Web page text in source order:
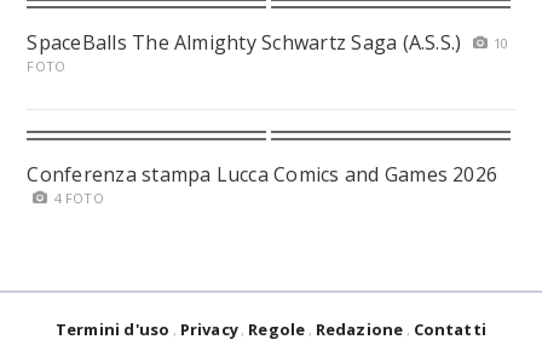
SpaceBalls The Almighty Schwartz Saga (A.S.S.)
10
FOTO
Conferenza stampa Lucca Comics and Games 2026
4 FOTO
Termini d'uso Privacy Regole Redazione Contatti